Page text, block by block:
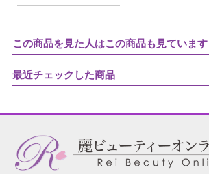
この商品を見た人はこの商品も見ています
最近チェックした商品